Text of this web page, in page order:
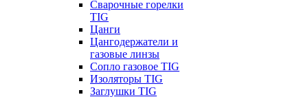
Сварочные горелки
TIG
Цанги
Цангодержатели и
газовые линзы
Сопло газовое TIG
Изоляторы TIG
Заглушки TIG